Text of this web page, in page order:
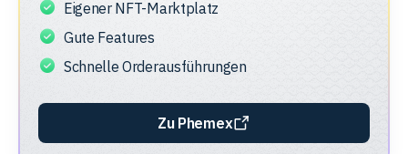
Eigener NFT-Marktplatz
Gute Features
Schnelle Orderausführungen
Zu Phemex